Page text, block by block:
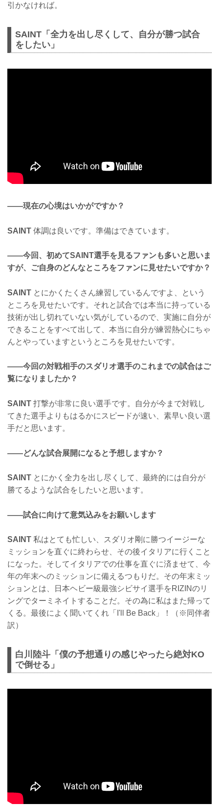
引かなければ。
SAINT「全力を出し尽くして、自分が勝つ試合
をしたい」
——現在の心境はいかがですか？
SAINT 体調は良いです。準備はできています。
——今回、初めてSAINT選手を見るファンも多いと思いま
すが、ご自身のどんなところをファンに見せたいですか？
SAINT とにかくたくさん練習しているんですよ、という
ところを見せたいです。それと試合では本当に持っている
技術が出し切れていない気がしているので、実施に自分が
できることをすべて出して、本当に自分が練習熱心にちゃ
んとやっていますというところを見せたいです。
——今回の対戦相手のスダリオ選手のこれまでの試合はご
覧になりましたか？
SAINT 打撃が非常に良い選手です。自分が今まで対戦し
てきた選手よりもはるかにスピードが速い、素早い良い選
手だと思います。
——どんな試合展開になると予想しますか？
SAINT とにかく全力を出し尽くして、最終的には自分が
勝てるような試合をしたいと思います。
——試合に向けて意気込みをお願いします
SAINT 私はとても忙しい、スダリオ剛に勝つイージーな
ミッションを直ぐに終わらせ、その後イタリアに行くこと
になった。そしてイタリアでの仕事を直ぐに済ませて、今
年の年末へのミッションに備えるつもりだ。その年末ミッ
ションとは、日本ヘビー級最強シビサイ選手をRIZINのリ
ングでターミネイトすることだ。その為に私はまた帰って
くる。最後によく聞いてくれ「I'll Be Back」！（※同伴者
訳）
白川陸斗「僕の予想通りの感じやったら絶対KO
で倒せる」